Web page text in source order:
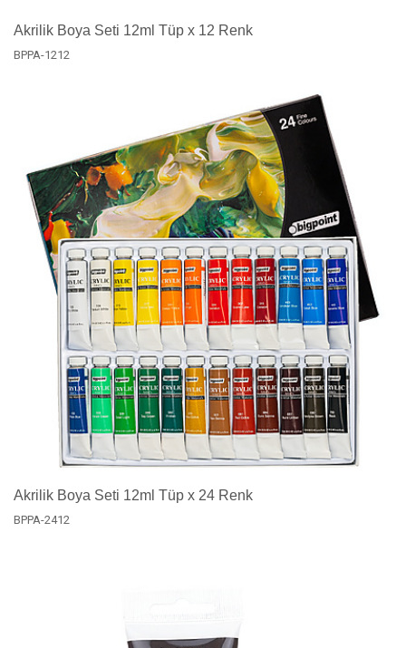
Akrilik Boya Seti 12ml Tüp x 12 Renk
BPPA-1212
Akrilik Boya Seti 12ml Tüp x 24 Renk
BPPA-2412